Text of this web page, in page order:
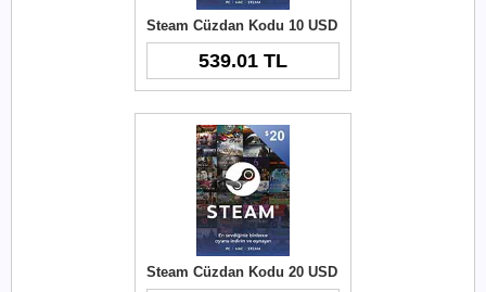
Steam Cüzdan Kodu 10 USD
539.01 TL
Steam Cüzdan Kodu 20 USD